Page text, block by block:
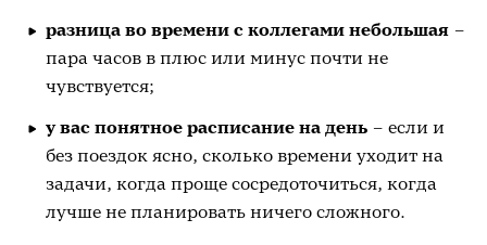
разница во времени с коллегами небольшая –
пара часов в плюс или минус почти не
чувствуется;
у вас понятное расписание на день – если и
без поездок ясно, сколько времени уходит на
задачи, когда проще сосредоточиться, когда
лучше не планировать ничего сложного.